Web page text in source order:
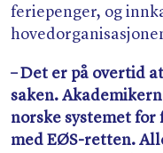
feriepenger, og
– Det er på overtid
saken.
norske systemet
med EØS-retten.